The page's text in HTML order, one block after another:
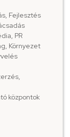
Fejlesztés
PR
Környezet
központok